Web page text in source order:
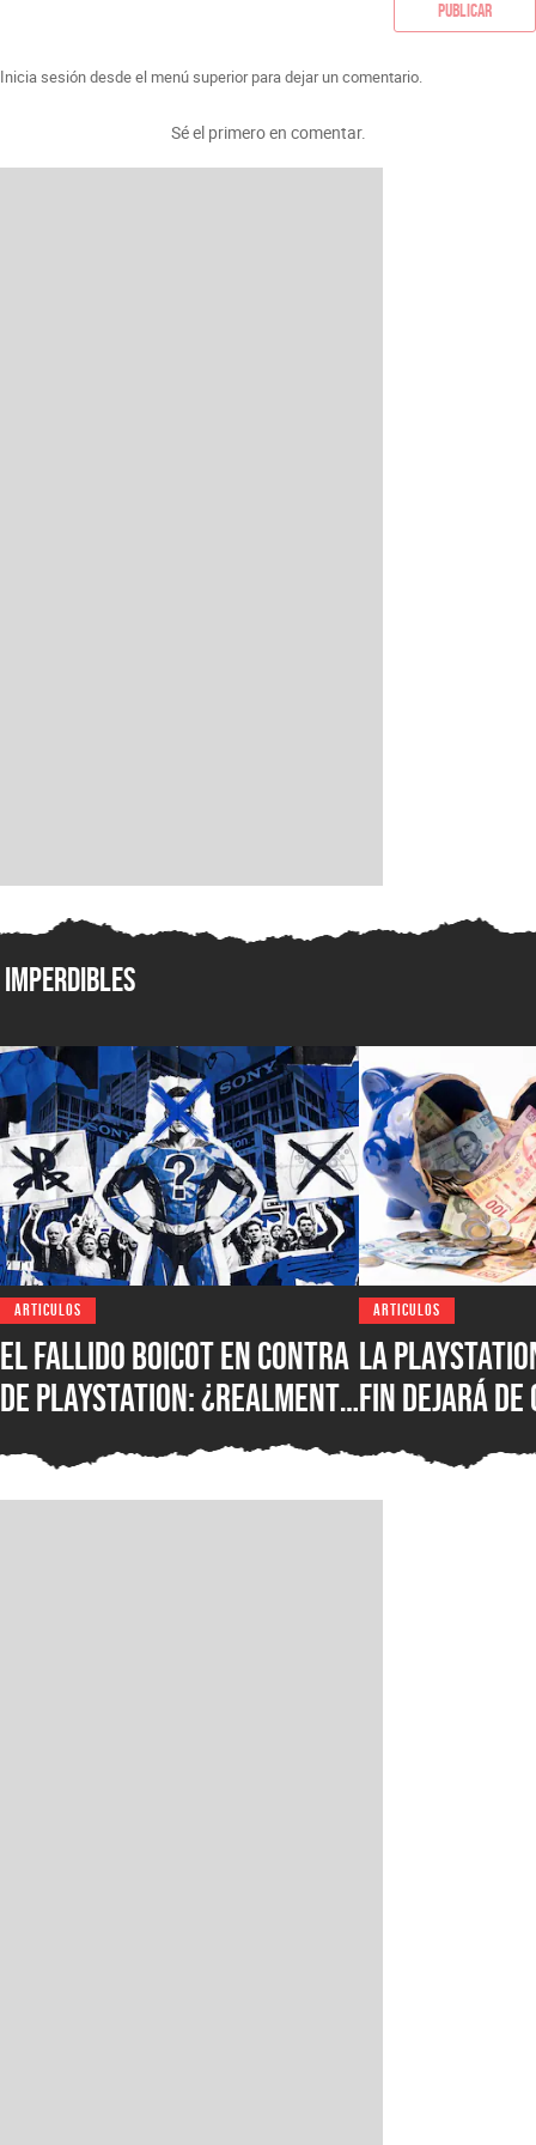
Publicar
Inicia sesión desde el menú superior para dejar un comentario.
Sé el primero en comentar.
Imperdibles
ARTICULOS
El fallido boicot en contra
de PlayStation: ¿realmente
quién podrá salvar el
formato físico?
ARTICULOS
La
fin dejará de
dólares,
siendo igual